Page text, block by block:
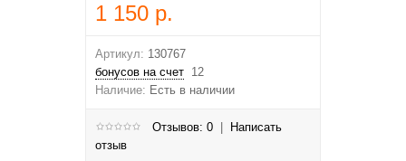
1 150 р.
Артикул: 130767
бонусов на счет 12
Наличие: Есть в наличии
Отзывов: 0
Написать
отзыв